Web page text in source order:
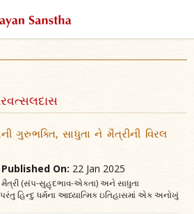
ગુરુભક્તિ, સાધુતા ને મૈત્રીની વિરલ
Published On: 22 Jan 2025
(સંપ-સુહૃદભાવ-એકતા) અને સાધુતા
હિન્દુ ધર્મના આધ્યાત્મિક ઇતિહાસમાં એક અનોખું